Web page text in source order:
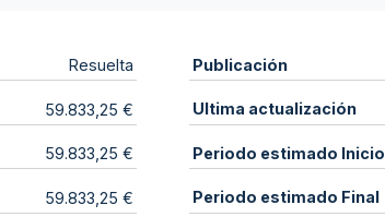
Resuelta
59.833,25 €
59.833,25 €
59.833,25 €
Publicación
Ultima actualización
Periodo estimado Inicio
Periodo estimado Final